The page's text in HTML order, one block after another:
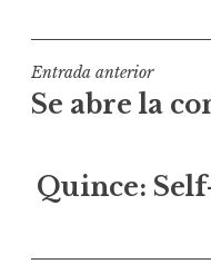
Navegación
de
Entrada anterior
Se abre la
Quince: